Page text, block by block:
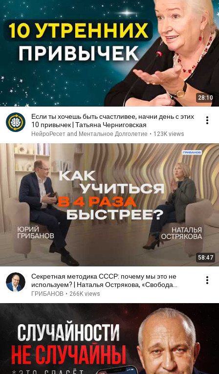
28:10
Если ты хочешь быть счастливее, начни день с этих
10 привычек | Татьяна Черниговская
НейроРесет and Ментальное Долголетие • 123K views
58:47
Секретная методика СССР: почему мы это не
используем? | Наталья Острякова, «Свобода
слова»
ГРИБАНОВ • 266K views